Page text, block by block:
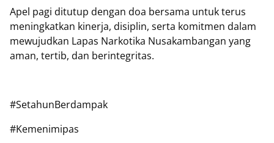
Apel pagi ditutup dengan doa bersama untuk terus
meningkatkan kinerja, disiplin, serta komitmen dalam
mewujudkan Lapas Narkotika Nusakambangan yang
aman, tertib, dan berintegritas.
‎‎#SetahunBerdampak
#Kemenimipas